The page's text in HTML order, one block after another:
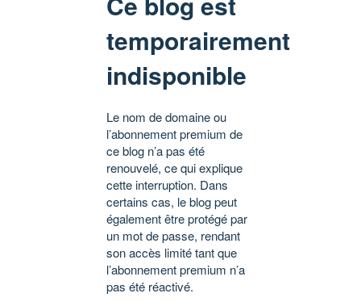
temporairement
indisponible
Le nom de domaine ou
l’abonnement premium de
ce blog n’a pas été
renouvelé, ce qui explique
cette interruption. Dans
certains cas, le blog peut
également être protégé par
un mot de passe, rendant
son accès limité tant que
l’abonnement premium n’a
pas été réactivé.